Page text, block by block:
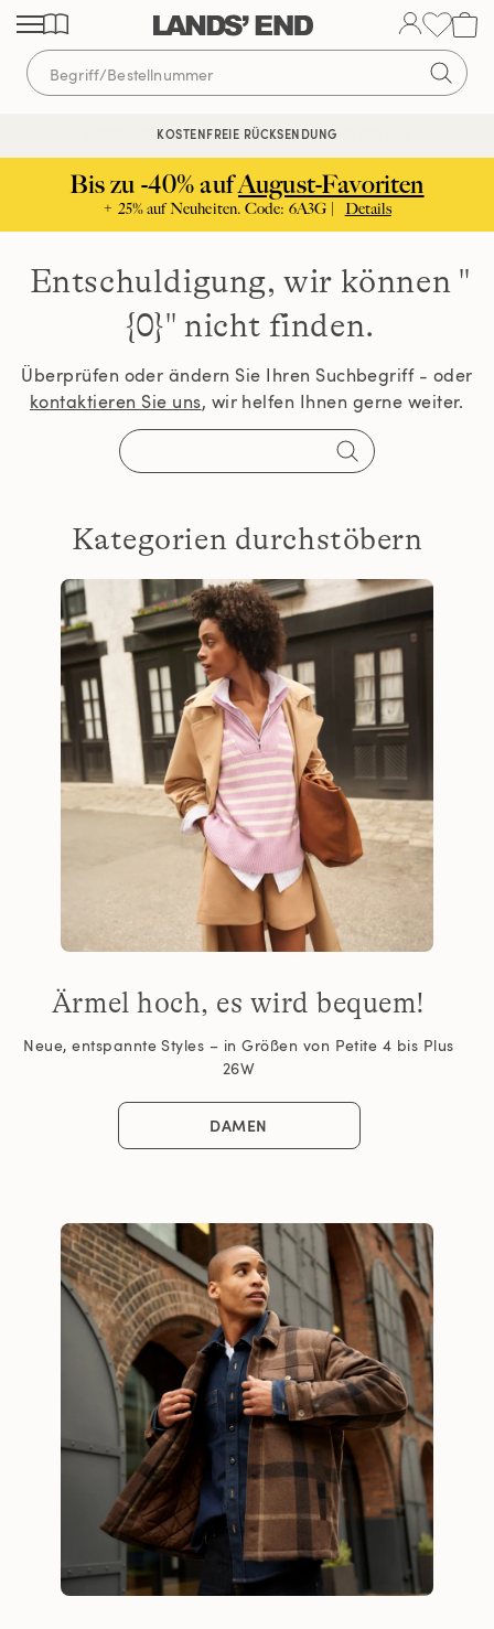
Direkt
zum
Inhalt
Direkt
zur
Navigation
Direkt
zur
Suche
KOSTENLOSE LIEFERUNG AB 120€ | VERTRAUEN SEIT 1963
KOSTENFREIE RÜCKSENDUNG
Bis zu -40% aufAugust-Favoriten
+ 25% auf Neuheiten. Code: 6A3G | Details
Entschuldigung, wir können "
{0}" nicht finden.
Überprüfen oder ändern Sie Ihren Suchbegriff - oder
kontaktieren Sie uns, wir helfen Ihnen gerne weiter.
Kategorien durchstöbern
Ärmel hoch, es wird bequem!
Neue, entspannte Styles – in Größen von Petite 4 bis Plus
26W
DAMEN